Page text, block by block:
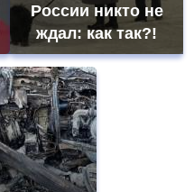
России никто не
ждал: как так?!